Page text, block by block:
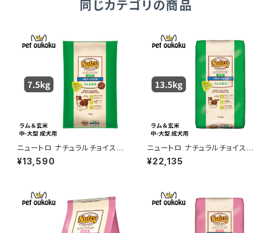
同じカテゴリの商品
ニュートロ ナチュラルチョイス
ラム＆玄米 中型犬〜大型犬 成
犬用 7.5kg 456235878678
¥13,590
ニュートロ ナチュラルチョイス
ラム＆玄米 中型犬〜大型犬 成
犬用 13.5kg 007910511350
¥22,135